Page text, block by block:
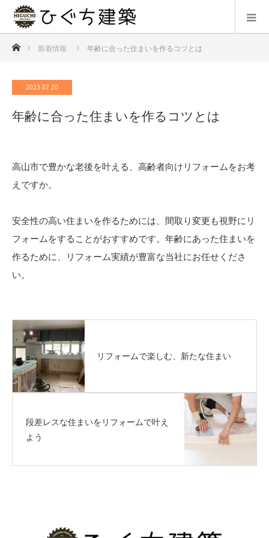
ホーム新着情報 年齢に合った住まいを作るコツとは
2023.07.20
年齢に合った住まいを作るコツとは
高山市で豊かな老後を叶える、高齢者向けリフォームをお考
えですか。
安全性の高い住まいを作るためには、間取り変更も視野にリ
フォームをすることがおすすめです。年齢にあった住まいを
作るために、リフォーム実績が豊富な当社にお任せくださ
い。
リフォームで楽しむ、新たな住まい
段差レスな住まいをリフォームで叶え
よう